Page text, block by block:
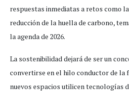
respuestas inmediatas a retos como
reducción de la huella de carbono,
la agenda de 2026.
La sostenibilidad dejará de ser un
convertirse en el hilo conductor de la
nuevos espacios utilicen tecnologías